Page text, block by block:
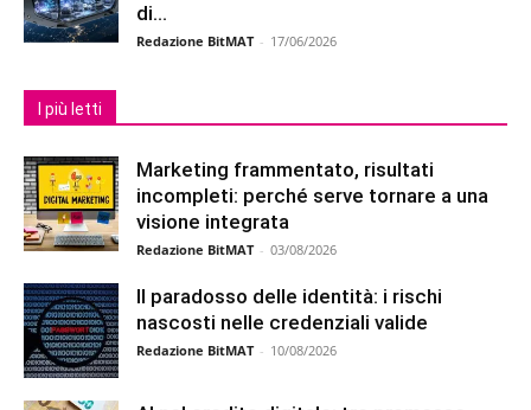
di...
Redazione BitMAT - 17/06/2026
I più letti
Marketing frammentato, risultati
incompleti: perché serve tornare a una
visione integrata
Redazione BitMAT - 03/08/2026
Il paradosso delle identità: i rischi
nascosti nelle credenziali valide
Redazione BitMAT - 10/08/2026